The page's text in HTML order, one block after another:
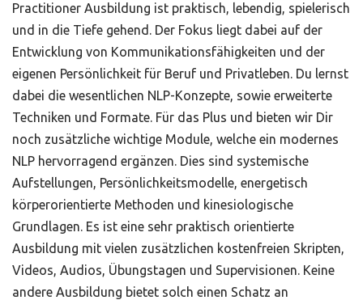
Practitioner Ausbildung ist praktisch, lebendig, spielerisch
und in die Tiefe gehend. Der Fokus liegt dabei auf der
Entwicklung von Kommunikationsfähigkeiten und der
eigenen Persönlichkeit für Beruf und Privatleben. Du lernst
dabei die wesentlichen NLP-Konzepte, sowie erweiterte
Techniken und Formate. Für das Plus und bieten wir Dir
noch zusätzliche wichtige Module, welche ein modernes
NLP hervorragend ergänzen. Dies sind systemische
Aufstellungen, Persönlichkeitsmodelle, energetisch
körperorientierte Methoden und kinesiologische
Grundlagen. Es ist eine sehr praktisch orientierte
Ausbildung mit vielen zusätzlichen kostenfreien Skripten,
Videos, Audios, Übungstagen und Supervisionen. Keine
andere Ausbildung bietet solch einen Schatz an